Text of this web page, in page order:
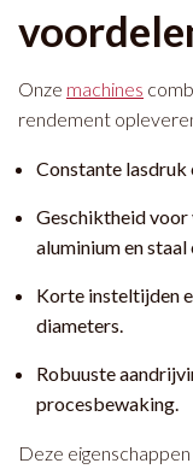
Onze machines
rendement
Constante lasdruk
Geschiktheid voor
aluminium en
Korte insteltijden
diameters.
Robuuste
procesbewaking.
Deze